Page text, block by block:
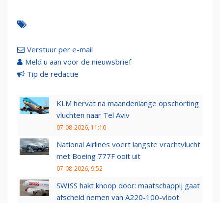
Verstuur per e-mail
Meld u aan voor de nieuwsbrief
Tip de redactie
KLM hervat na maandenlange opschorting
vluchten naar Tel Aviv
07-08-2026, 11:10
National Airlines voert langste vrachtvlucht
met Boeing 777F ooit uit
07-08-2026, 9:52
SWISS hakt knoop door: maatschappij gaat
afscheid nemen van A220-100-vloot